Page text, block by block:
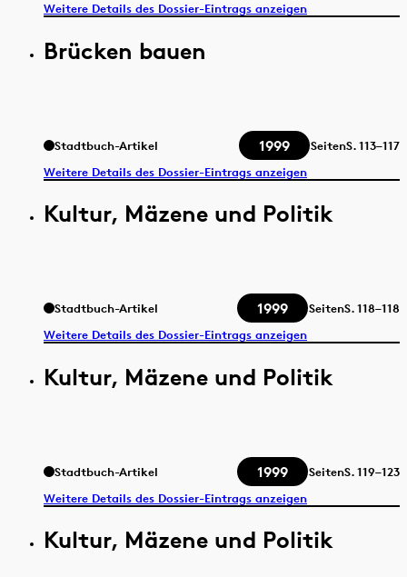
Weitere Details des Dossier-Eintrags anzeigen
Brücken bauen
Stadtbuch-Artikel 1999 SeitenS.113–117
Weitere Details des Dossier-Eintrags anzeigen
Kultur, Mäzene und Politik
Stadtbuch-Artikel 1999 SeitenS.118–118
Weitere Details des Dossier-Eintrags anzeigen
Kultur, Mäzene und Politik
Stadtbuch-Artikel 1999 SeitenS.119–123
Weitere Details des Dossier-Eintrags anzeigen
Kultur, Mäzene und Politik